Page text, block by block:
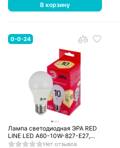
В корзину
0-0-24
Лампа светодиодная ЭРА RED
LINE LED A60-10W-827-E27,
теплый
Нет отзывов